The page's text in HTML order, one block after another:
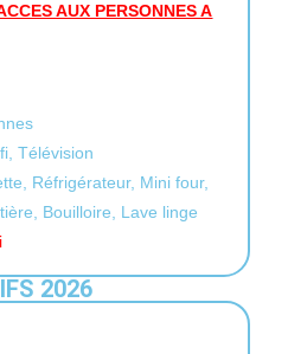
AUX PERSONNES A
Télévision
Réfrigérateur, Mini four,
Bouilloire, Lave linge
2026